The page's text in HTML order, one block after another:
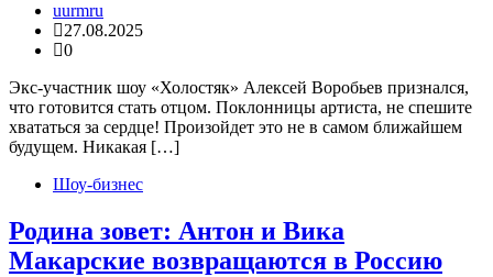
uurmru
27.08.2025
0
Экс-участник шоу «Холостяк» Алексей Воробьев признался,
что готовится стать отцом. Поклонницы артиста, не спешите
хвататься за сердце! Произойдет это не в самом ближайшем
будущем. Никакая […]
Шоу-бизнес
Родина зовет: Антон и Вика
Макарские возвращаются в Россию